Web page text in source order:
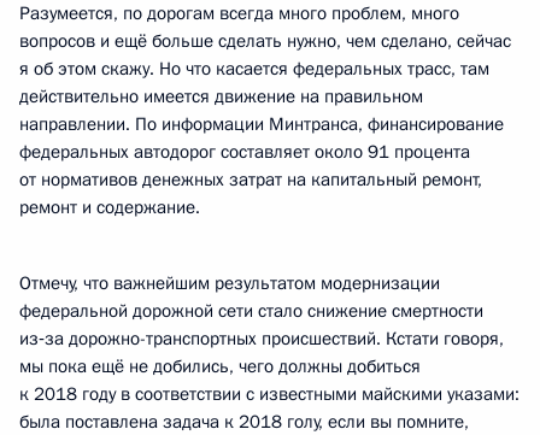
Разумеется, по дорогам всегда много проблем, много
вопросов и ещё больше сделать нужно, чем сделано, сейчас
я об этом скажу. Но что касается федеральных трасс, там
действительно имеется движение на правильном
направлении. По информации Минтранса, финансирование
федеральных автодорог составляет около 91 процента
от нормативов денежных затрат на капитальный ремонт,
ремонт и содержание.
Отмечу, что важнейшим результатом модернизации
федеральной дорожной сети стало снижение смертности
из‑за дорожно-транспортных происшествий. Кстати говоря,
мы пока ещё не добились, чего должны добиться
к 2018 году в соответствии с известными майскими указами:
была поставлена задача к 2018 голу, если вы помните,